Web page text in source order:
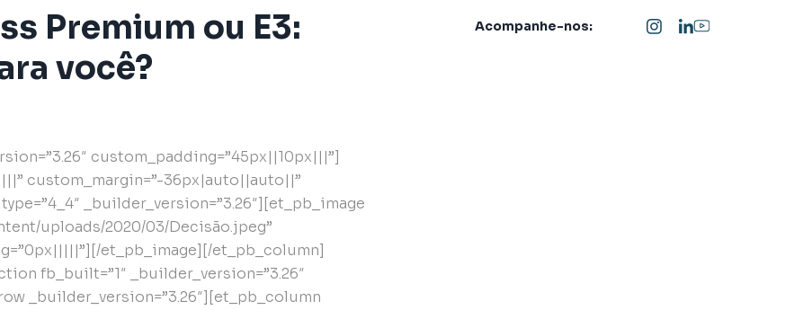
Premium ou E3:
você?
custom_padding=”45px||10px|||”]
custom_margin=”-36px|auto||auto||”
_builder_version=”3.26″][et_pb_image
uploads/2020/03/Decisão.jpeg”
et_pb_image][/et_pb_column]
fb_built=”1″ _builder_version=”3.26″
_builder_version=”3.26″][et_pb_column
Acompanhe-nos: